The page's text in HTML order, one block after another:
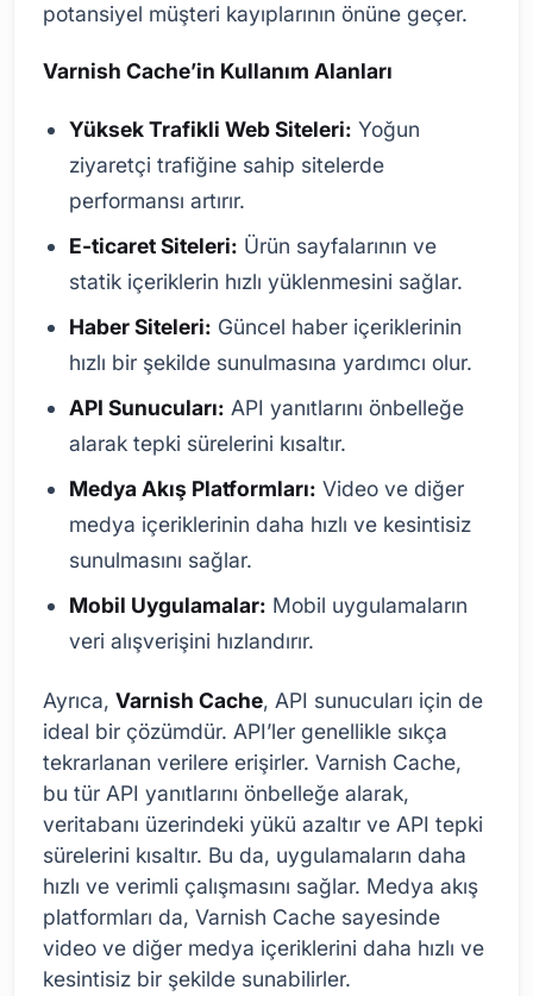
potansiyel müşteri kayıplarının önüne geçer.
Varnish Cache’in Kullanım Alanları
Yüksek Trafikli Web Siteleri: Yoğun
ziyaretçi trafiğine sahip sitelerde
performansı artırır.
E-ticaret Siteleri: Ürün sayfalarının ve
statik içeriklerin hızlı yüklenmesini sağlar.
Haber Siteleri: Güncel haber içeriklerinin
hızlı bir şekilde sunulmasına yardımcı olur.
API Sunucuları: API yanıtlarını önbelleğe
alarak tepki sürelerini kısaltır.
Medya Akış Platformları: Video ve diğer
medya içeriklerinin daha hızlı ve kesintisiz
sunulmasını sağlar.
Mobil Uygulamalar: Mobil uygulamaların
veri alışverişini hızlandırır.
Ayrıca, Varnish Cache, API sunucuları için de
ideal bir çözümdür. API’ler genellikle sıkça
tekrarlanan verilere erişirler. Varnish Cache,
bu tür API yanıtlarını önbelleğe alarak,
veritabanı üzerindeki yükü azaltır ve API tepki
sürelerini kısaltır. Bu da, uygulamaların daha
hızlı ve verimli çalışmasını sağlar. Medya akış
platformları da, Varnish Cache sayesinde
video ve diğer medya içeriklerini daha hızlı ve
kesintisiz bir şekilde sunabilirler.